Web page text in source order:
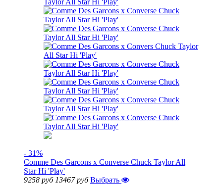
- 31%
Comme Des Garcons x Converse Chuck Taylor All
Star Hi 'Play'
9258 руб 13467 руб Выбрать